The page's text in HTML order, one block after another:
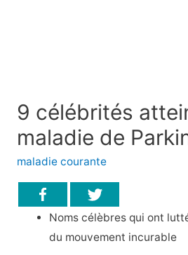
9 célébrités
maladie de
maladie courante
Noms célèbres qui ont
du mouvement incurable